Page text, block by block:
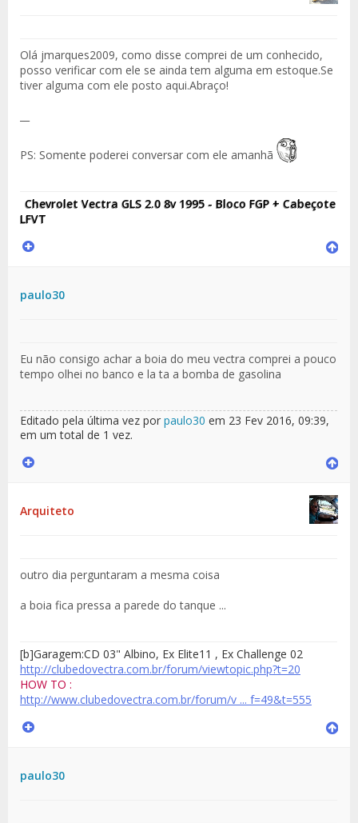
Olá jmarques2009, como disse comprei de um conhecido,
posso verificar com ele se ainda tem alguma em estoque.Se
tiver alguma com ele posto aqui.Abraço!
PS: Somente poderei conversar com ele amanhã
Chevrolet Vectra GLS 2.0 8v 1995 - Bloco FGP + Cabeçote
LFVT
paulo30
Eu não consigo achar a boia do meu vectra comprei a pouco
tempo olhei no banco e la ta a bomba de gasolina
Editado pela última vez por paulo30 em 23 Fev 2016, 09:39,
em um total de 1 vez.
Arquiteto
outro dia perguntaram a mesma coisa
a boia fica pressa a parede do tanque ...
[b]Garagem:CD 03" Albino, Ex Elite11 , Ex Challenge 02
http://clubedovectra.com.br/forum/viewtopic.php?t=20
HOW TO :
http://www.clubedovectra.com.br/forum/v ... f=49&t=555
paulo30